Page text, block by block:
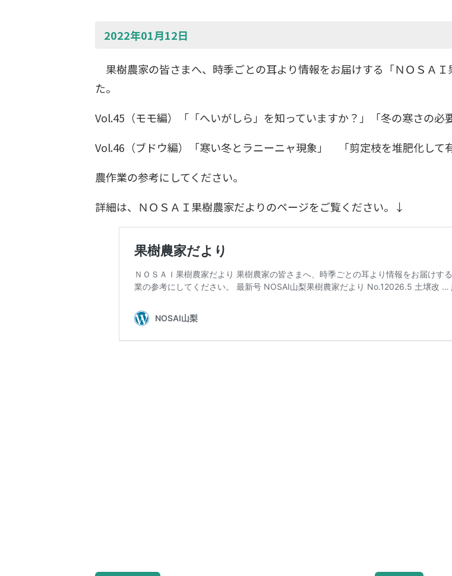
2022年01月12日
果樹農家の皆さまへ、時季ごとの耳より情報をお届けする「ＮＯＳＡ
た。
Vol.45（モモ編）「「へいがしら」を知っていますか？」「冬の寒さの必
Vol.46（ブドウ編）「寒い冬とラニーニャ現象」 「剪定枝を堆肥化して
農作業の参考にしてください。
詳細は、ＮＯＳＡＩ果樹農家だよりのページをご覧ください。↓